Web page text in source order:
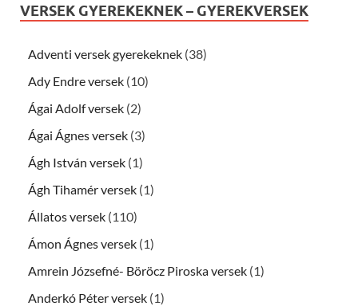
VERSEK GYEREKEKNEK – GYEREKVERSEK
Adventi versek gyerekeknek (38)
Ady Endre versek (10)
Ágai Adolf versek (2)
Ágai Ágnes versek (3)
Ágh István versek (1)
Ágh Tihamér versek (1)
Állatos versek (110)
Ámon Ágnes versek (1)
Amrein Józsefné- Böröcz Piroska versek (1)
Anderkó Péter versek (1)